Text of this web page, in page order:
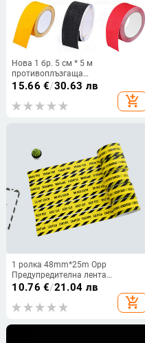
Нова 1 бр. 5 см * 5 м
противоплъзгаща
предупредителна лента за
фабричен склад, домашна баня,
стълби, скейтборд,
15.66 €/30.63 лв
add_shopping_cart
1 ролка 48mm*25m Opp
Предупредителна лента
Опасност Внимание Бариера
Напомняне Безопасност при
работа Залепващи ленти
Store School
10.76 €/21.04 лв
add_shopping_cart